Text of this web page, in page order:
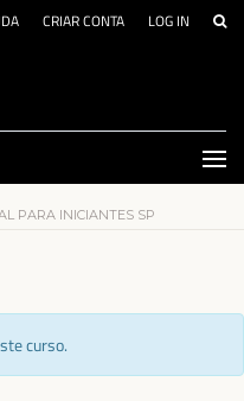
CRIAR CONTA LOG IN
PARA INICIANTES SP
curso.